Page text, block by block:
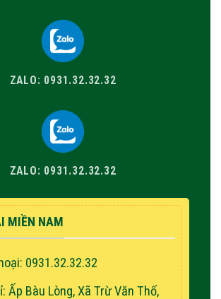
ZALO: 0931.32.32.32
ZALO: 0931.32.32.32
MIỀN NAM
0931.32.32.32
Ấp Bàu Lòng, Xã Trừ Văn Thố,